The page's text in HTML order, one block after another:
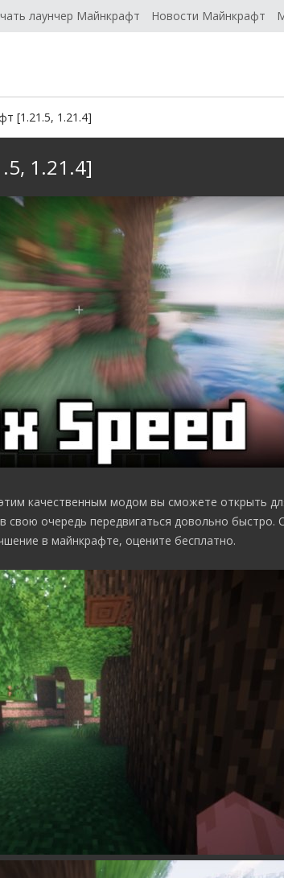
лаунчер Майнкрафт Новости Майнкрафт
[1.21.5, 1.21.4]
1.21.4]
качественным модом вы сможете открыть
свою очередь передвигаться довольно быстро.
в майнкрафте, оцените бесплатно.